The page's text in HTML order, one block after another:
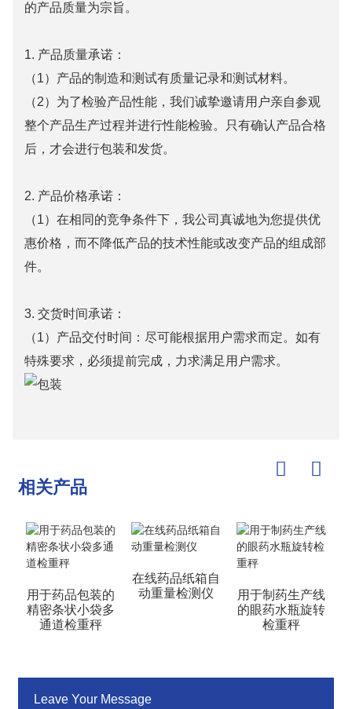
的产品质量为宗旨。
1. 产品质量承诺：
（1）产品的制造和测试有质量记录和测试材料。
（2）为了检验产品性能，我们诚挚邀请用户亲自参观
整个产品生产过程并进行性能检验。只有确认产品合格
后，才会进行包装和发货。
2. 产品价格承诺：
（1）在相同的竞争条件下，我公司真诚地为您提供优
惠价格，而不降低产品的技术性能或改变产品的组成部
件。
3. 交货时间承诺：
（1）产品交付时间：尽可能根据用户需求而定。如有
特殊要求，必须提前完成，力求满足用户需求。
相关产品
用于药品包装的
精密条状小袋多
通道检重秤
在线药品纸箱自
动重量检测仪
用于制药生产线
的眼药水瓶旋转
检重秤
Leave Your Message